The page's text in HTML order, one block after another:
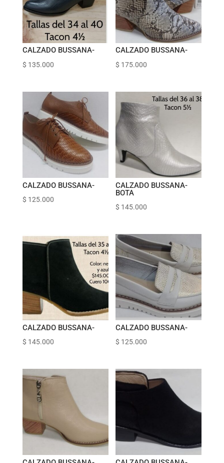
CALZADO BUSSANA-
$ 135.000
CALZADO BUSSANA-
$ 175.000
CALZADO BUSSANA-
$ 125.000
CALZADO BUSSANA-
BOTA
$ 145.000
CALZADO BUSSANA-
$ 145.000
CALZADO BUSSANA-
$ 125.000